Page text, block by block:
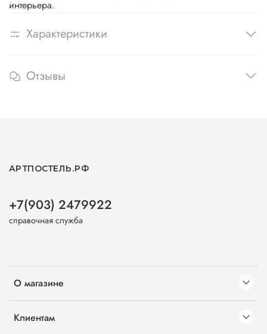
интерьера.
Характеристики
Отзывы
О магазине
Клиентам
АРТПОСТЕЛЬ.РФ
+7(903) 2479922
справочная служба